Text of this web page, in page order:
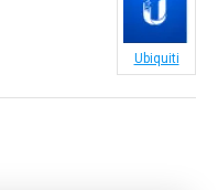
Ubiquiti